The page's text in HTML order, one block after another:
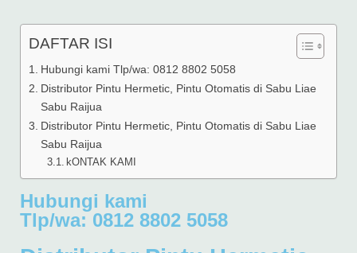
DAFTAR ISI
Hubungi kami Tlp/wa: 0812 8802 5058
Distributor Pintu Hermetic, Pintu Otomatis di Sabu Liae
Sabu Raijua
Distributor Pintu Hermetic, Pintu Otomatis di Sabu Liae
Sabu Raijua
kONTAK KAMI
Hubungi kami
Tlp/wa: 0812 8802 5058